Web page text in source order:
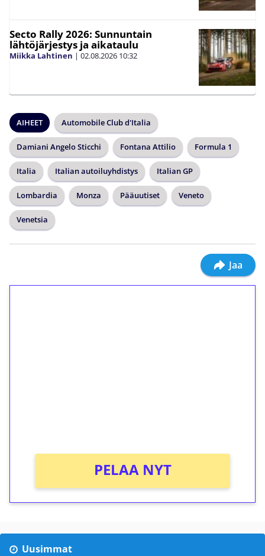
Secto Rally 2026: Sunnuntain
lähtöjärjestys ja aikataulu
Miikka Lahtinen | 02.08.2026 10:32
AIHEET Automobile Club d'Italia
Damiani Angelo Sticchi Fontana Attilio Formula 1
Italia Italian autoiluyhdistys Italian GP
Lombardia Monza Pääuutiset Veneto
Venetsia
Jaa
PELAA NYT
Uusimmat